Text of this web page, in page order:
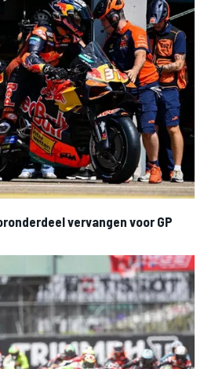
vervangen voor GP